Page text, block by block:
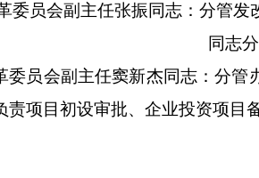
委员会副主任张振同志：分管
同志
委员会副主任窦新杰同志：分
责项目初设审批、企业投资项目